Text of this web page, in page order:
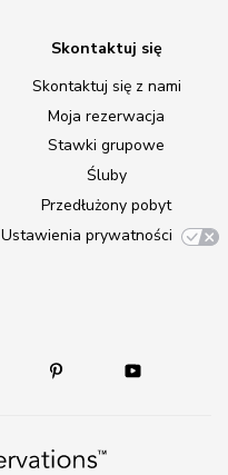
Skontaktuj się
Skontaktuj się z nami
Moja rezerwacja
Stawki grupowe
Śluby
Przedłużony pobyt
Ustawienia prywatności